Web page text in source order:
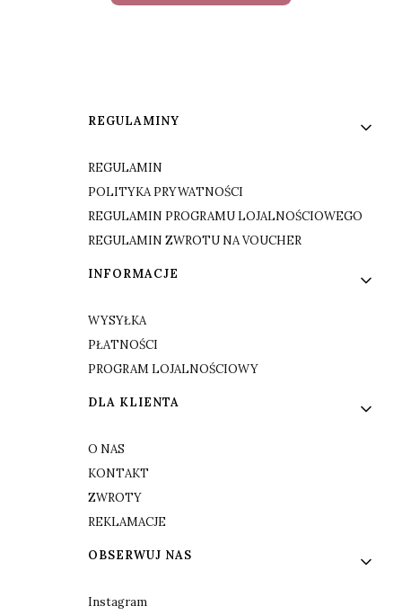
Linki w stopce
REGULAMINY
REGULAMIN
POLITYKA PRYWATNOŚCI
REGULAMIN PROGRAMU LOJALNOŚCIOWEGO
REGULAMIN ZWROTU NA VOUCHER
INFORMACJE
WYSYŁKA
PŁATNOŚCI
PROGRAM LOJALNOŚCIOWY
DLA KLIENTA
O NAS
KONTAKT
ZWROTY
REKLAMACJE
OBSERWUJ NAS
Instagram